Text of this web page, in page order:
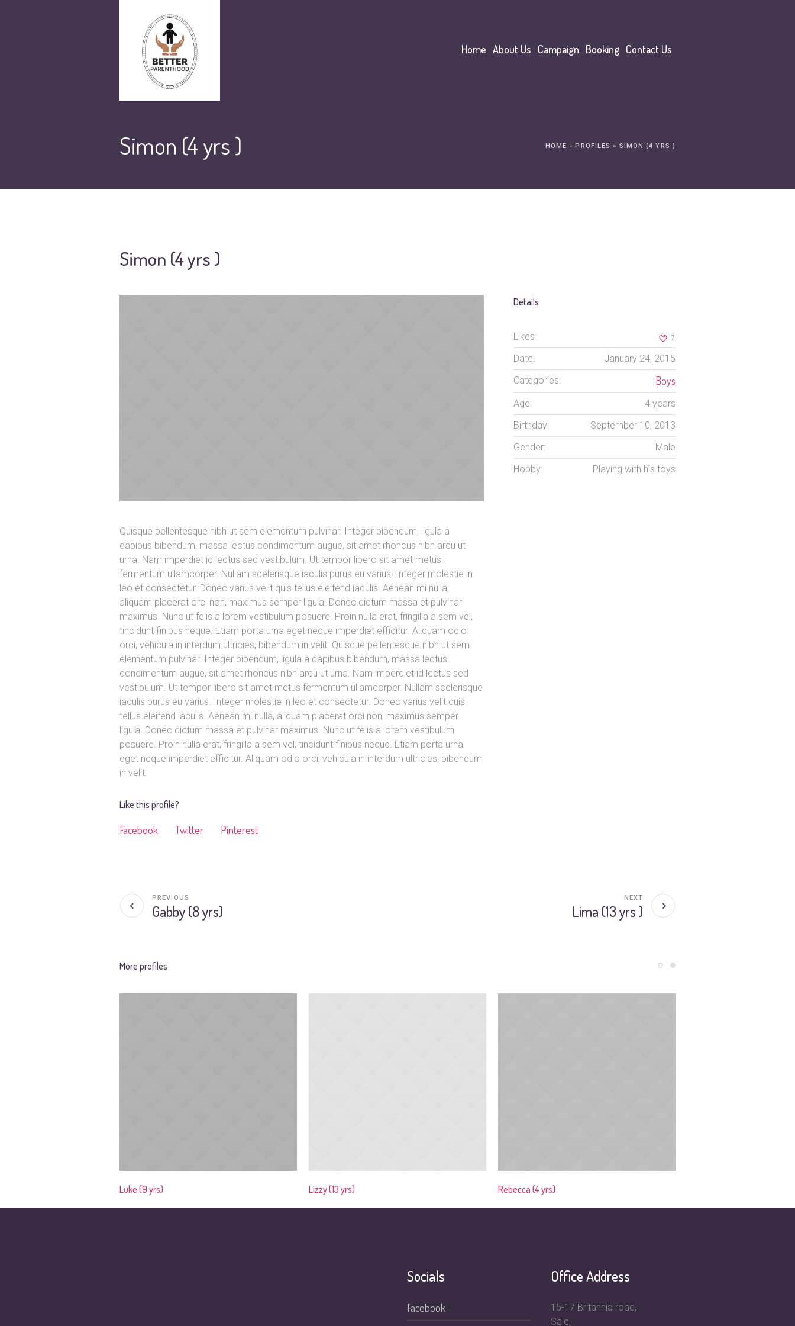
Home About Us Campaign Booking Contact Us
Simon (4 yrs ) HOME »PROFILES » SIMON (4 YRS )
Simon (4 yrs )
Quisque pellentesque nibh ut sem elementum pulvinar. Integer bibendum, ligula a
dapibus bibendum, massa lectus condimentum augue, sit amet rhoncus nibh arcu ut
urna. Nam imperdiet id lectus sed vestibulum. Ut tempor libero sit amet metus
fermentum ullamcorper. Nullam scelerisque iaculis purus eu varius. Integer molestie in
leo et consectetur. Donec varius velit quis tellus eleifend iaculis. Aenean mi nulla,
aliquam placerat orci non, maximus semper ligula. Donec dictum massa et pulvinar
maximus. Nunc ut felis a lorem vestibulum posuere. Proin nulla erat, fringilla a sem vel,
tincidunt finibus neque. Etiam porta urna eget neque imperdiet efficitur. Aliquam odio
orci, vehicula in interdum ultricies, bibendum in velit. Quisque pellentesque nibh ut sem
elementum pulvinar. Integer bibendum, ligula a dapibus bibendum, massa lectus
condimentum augue, sit amet rhoncus nibh arcu ut urna. Nam imperdiet id lectus sed
vestibulum. Ut tempor libero sit amet metus fermentum ullamcorper. Nullam scelerisque
iaculis purus eu varius. Integer molestie in leo et consectetur. Donec varius velit quis
tellus eleifend iaculis. Aenean mi nulla, aliquam placerat orci non, maximus semper
ligula. Donec dictum massa et pulvinar maximus. Nunc ut felis a lorem vestibulum
posuere. Proin nulla erat, fringilla a sem vel, tincidunt finibus neque. Etiam porta urna
eget neque imperdiet efficitur. Aliquam odio orci, vehicula in interdum ultricies, bibendum
in velit.
Like this profile?
Facebook Twitter Pinterest
Details
Likes: 7
Date:
January 24, 2015
Categories:
Boys
Age:
4 years
Birthday:
September 10, 2013
Gender:
Male
Hobby:
Playing with his toys
Gabby (8 yrs)
PREVIOUS
Lima (13 yrs )
NEXT
More profiles
Luke (9 yrs) Lizzy (13 yrs) Rebecca (4 yrs)
Socials
Facebook
Office Address
15-17 Britannia road,
Sale,